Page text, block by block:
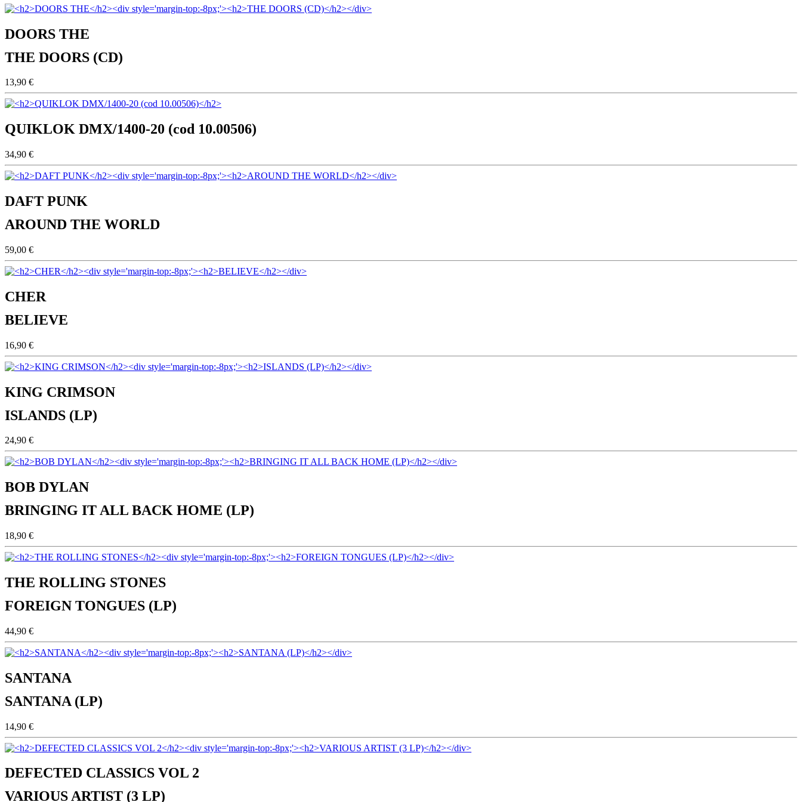
DOORS THE
THE DOORS (CD)
13,90 €
QUIKLOK DMX/1400-20 (cod 10.00506)
34,90 €
DAFT PUNK
AROUND THE WORLD
59,00 €
CHER
BELIEVE
16,90 €
KING CRIMSON
ISLANDS (LP)
24,90 €
BOB DYLAN
BRINGING IT ALL BACK HOME (LP)
18,90 €
THE ROLLING STONES
FOREIGN TONGUES (LP)
44,90 €
SANTANA
SANTANA (LP)
14,90 €
DEFECTED CLASSICS VOL 2
VARIOUS ARTIST (3 LP)